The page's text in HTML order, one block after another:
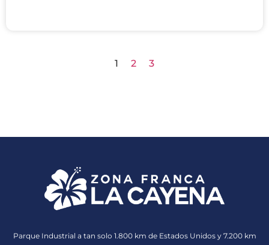
1 2 3
Parque Industrial a tan solo 1.800 km de Estados Unidos y 7.200 km